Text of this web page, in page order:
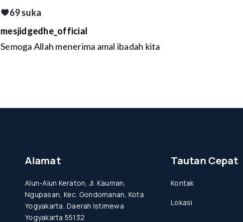
69 suka
mesjidgedhe_official
Semoga Allah menerima amal ibadah kita
Alamat
Alun-Alun Keraton, Jl. Kauman,
Ngupasan, Kec. Gondomanan, Kota
Yogyakarta, Daerah Istimewa
Yogyakarta 55132
Tautan Cepat
Kontak
Lokasi